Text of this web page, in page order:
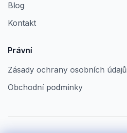
Blog
Kontakt
Právní
Zásady ochrany osobních údajů
Obchodní podmínky